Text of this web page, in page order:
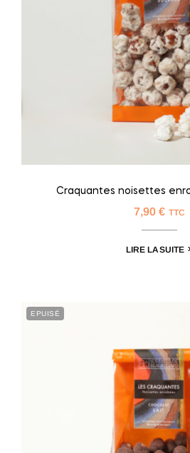
Craquantes noisettes
7,90 € TTC
LIRE LA SUITE
EPUISÉ